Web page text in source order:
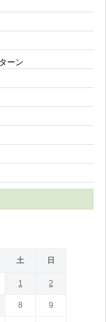
ーン
土 日
1 2
8 9